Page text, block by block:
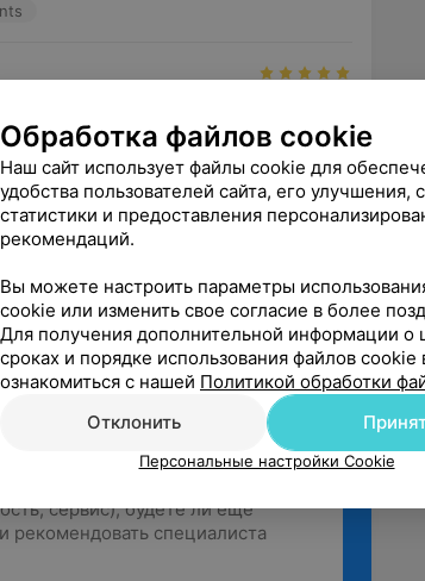
уже около полу года, всегда очень
Вероника мила и
Всегда согласна на...
ул. Островского, 5/4
ещё
Обработка файлов cookie
Наш сайт использует файлы cookie для
удобства пользователей сайта, его улучшения,
статистики и предоставления
рекомендаций.
Вы можете настроить параметры
cookie или изменить свое согласие в более
Для получения дополнительной информации о
сроках и порядке использования файлов
ознакомиться с нашей Политикой обработки
Отклонить
Персональные настройки Cookie